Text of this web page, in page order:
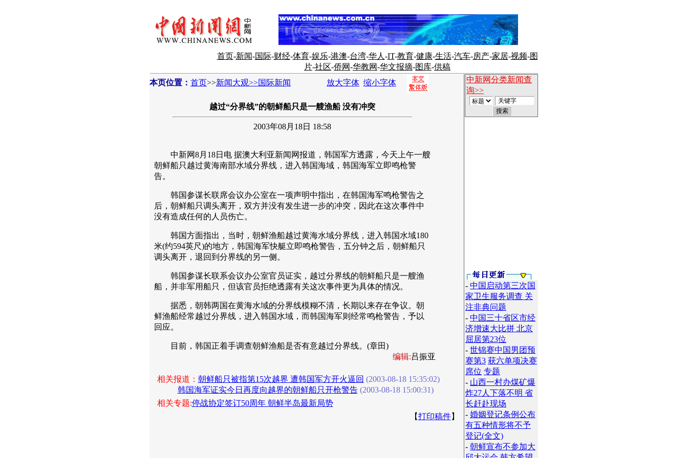
首页-新闻-国际-财经-体育-娱乐-港澳-台湾-华人 -IT-教育-健康-生活-汽车-房产-家居-视频-图
片-社区-侨网-华教网-华文报摘-图库-供稿
本页位置： 首页>>新闻大观>>国际新闻 放大字体 缩小字体
越过“分界线”的朝鲜船只是一艘渔船 没有冲突
2003年08月18日 18:58
中新网8月18日电 据澳大利亚新闻网报道，韩国军方透露，今天上午一艘
朝鲜船只越过黄海南部水域分界线，进入韩国海域，韩国海军立即鸣枪警
告。
韩国参谋长联席会议办公室在一项声明中指出，在韩国海军鸣枪警告之
后，朝鲜船只调头离开，双方并没有发生进一步的冲突，因此在这次事件中
没有造成任何的人员伤亡。
韩国方面指出，当时，朝鲜渔船越过黄海水域分界线，进入韩国水域180
米(约594英尺)的地方，韩国海军快艇立即鸣枪警告，五分钟之后，朝鲜船只
调头离开，退回到分界线的另一侧。
韩国参谋长联系会议办公室官员证实，越过分界线的朝鲜船只是一艘渔
船，并非军用船只，但该官员拒绝透露有关这次事件更为具体的情况。
据悉，朝韩两国在黄海水域的分界线模糊不清，长期以来存在争议。朝
鲜渔船经常越过分界线，进入韩国水域，而韩国海军则经常鸣枪警告，予以
回应。
目前，韩国正着手调查朝鲜渔船是否有意越过分界线。(章田)
编辑:吕振亚
相关报道： 朝鲜船只被指第15次越界 遭韩国军方开火逼回 (2003-08-18 15:35:02)
韩国海军证实今日再度向越界的朝鲜船只开枪警告(2003-08-18 15:00:31)
相关专题:停战协定签订50周年 朝鲜半岛最新局势
【打印稿件】
中新网分类新闻查
询>>
- 中国启动第三次国
家卫生服务调查 关
注非典问题
- 中国三十省区市经
济增速大比拼 北京
屈居第23位
- 世锦赛中国男团预
赛第3 获六单项决赛
席位 专题
- 山西一村办煤矿爆
炸27人下落不明 省
长赶赴现场
- 婚姻登记条例公布
有五种情形将不予
登记(全文)
- 朝鲜宣布不参加大